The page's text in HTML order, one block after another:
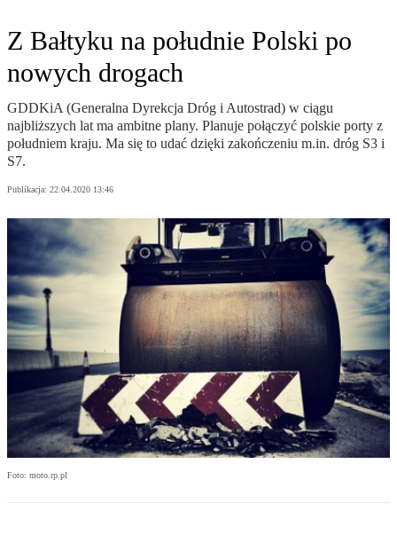
Z Bałtyku na południe Polski po
nowych drogach
GDDKiA (Generalna Dyrekcja Dróg i Autostrad) w ciągu
najbliższych lat ma ambitne plany. Planuje połączyć polskie porty z
południem kraju. Ma się to udać dzięki zakończeniu m.in. dróg S3 i
S7.
Publikacja: 22.04.2020 13:46
Foto: moto.rp.pl